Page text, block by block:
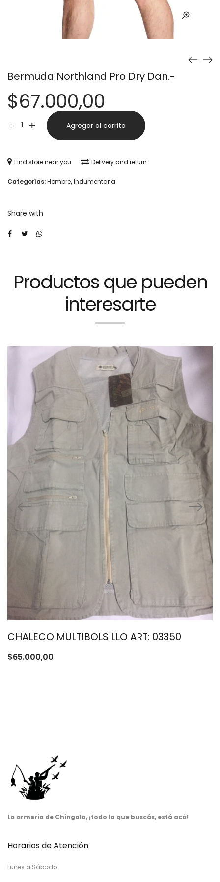
Bermuda Northland Pro Dry Dan.-
$67.000,00
-Bermuda
Northland
Dry
Dan.-
+ Agregar al carrito
Find store near you Delivery and return
Categorías:Hombre,Indumentaria
Share with
Productos que pueden
interesarte
CHALECO MULTIBOLSILLO ART: 03350
$65.000,00
La armería de Chingolo, ¡todo lo que buscás, está acá!
Horarios de Atención
Lunes a Sábado